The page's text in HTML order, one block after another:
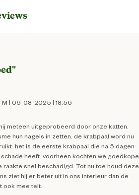
(EU)
Energieweg 4, 5145
"
M | 06-08-2025 | 18:56
meteen uitgeprobeerd door onze katten.
hun nagels in zetten. de krabpaal word nu
het is de eerste krabpaal die na 5 dagen
heeft. voorheen kochten we goedkope
raakte snel beschadigd. Tot nu toe houd deze
ziet hij er beter uit in ons interieur dan de
ook mee telt.